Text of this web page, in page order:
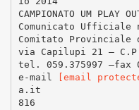
CAMPIONATO UM PLAY
Comunicato Ufficiale
Comitato Provinciale
via Capilupi 21 – C.P.
tel. 059.375997 –fax
e-mail
[email
a.it
816